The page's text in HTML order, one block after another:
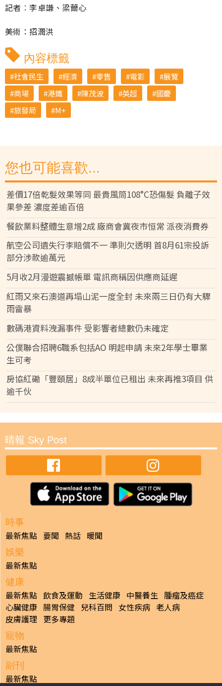
記者︰李卓謙、梁薾心
美術：招潤洪
內容標籤
社會民生 經濟 零售 電影
展覽
商場
港鐵 陳茂波 英超
國慶
旅發局
M+
您也可能喜歡...
差價17倍乾髮效果等同 最貴風筒108°C恐傷髮 負離子效
果參差 濃度差逾百倍
餐飲業料整體生意增2成 廠商會冀夜市恒常 派夜消費券
航空公司遺失行李賠償不一 準則欠透明 首8月61宗投訴
部分涉款逾萬元
5月收2月漫遊震撼帳單 電訊商稱因供應商延遲
紅雨又來石澳道再塌山泥一度全封 未來兩三日仍有大驟
雨雷暴
數碼港資料洩漏事件 受影響者總數仍未確定
公僕聯合招聘6職系包括AO 明起申請 未來2年學士畢業
生可考
房協紅磡「豐頤居」8成半單位已租出 未來再推3項目 供
逾千伙
晴報 Sky Post
時事
最新焦點 要聞 熱話 暖聞
娛樂
最新焦點
健康
最新焦點 飲食及運動 生活健康 中醫養生 腫瘤及癌症
心臟健康 腸胃保健 兒科百問 女性疾病 老人病
皮膚護理 更多專題
寵物
最新焦點
副刊
最新焦點